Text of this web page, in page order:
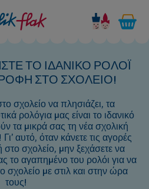
ΤΟ ΙΔΑΝΙΚΟ ΡΟΛΟΪ
ΣΤΟ ΣΧΟΛΕΙΟ!
σχολείο να πλησιάζει, τα
ρολόγια μας είναι το ιδανικό
τα μικρά σας τη νέα σχολική
αυτό, όταν κάνετε τις αγορές
σχολείο, μην ξεχάσετε να
το αγαπημένο του ρολόι για να
σχολείο με στιλ και στην ώρα
τους!